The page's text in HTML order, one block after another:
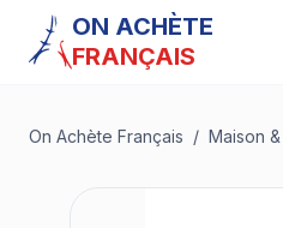
ON ACHÈTE
FRANÇAIS
On Achète Français / Maison